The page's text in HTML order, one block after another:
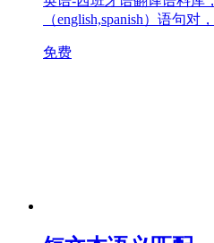
（english,spanish）语句对
免费